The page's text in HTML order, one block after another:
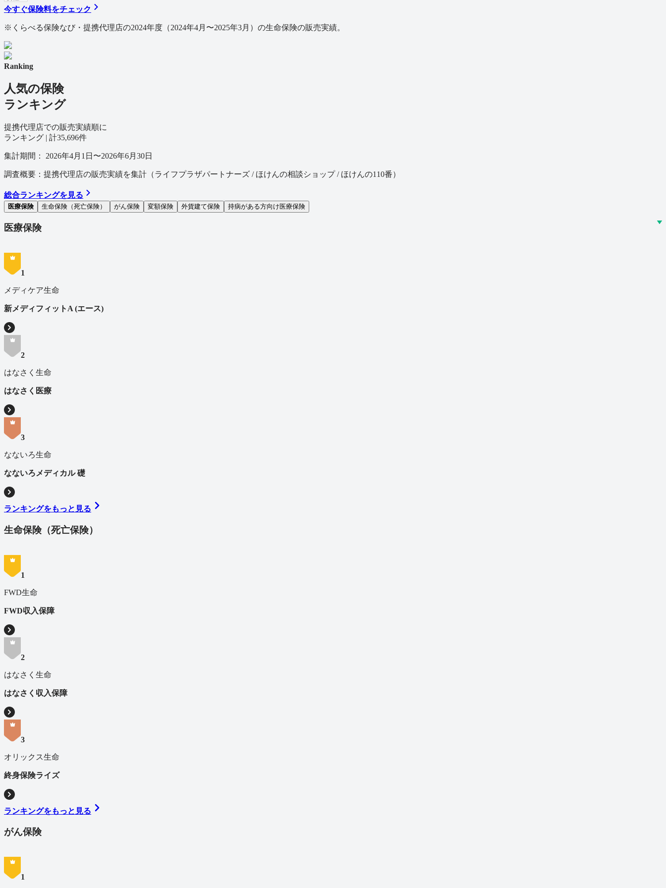
今すぐ保険料をチェック
※ くらべる保険なび・提携代理店の2024年度（2024年4月〜2025年3月）の生命保険の販売実績。
Ranking
人気の保険
ランキング
提携代理店での販売実績順に
ランキング | 計35,696件
集計期間： 2026年4月1日〜2026年6月30日
調査概要：提携代理店の販売実績を集計（ライフプラザパートナーズ / ほけんの相談ショップ / ほけんの110番）
総合ランキングを見る
医療保険 生命保険（死亡保険） がん保険 変額保険 外貨建て保険 持病がある方向け医療保険
医療保険
1
メディケア生命
新メディフィットA (エース)
2
はなさく生命
はなさく医療
3
なないろ生命
なないろメディカル 礎
ランキングをもっと見る
生命保険（死亡保険）
1
FWD生命
FWD収入保障
2
はなさく生命
はなさく収入保障
3
オリックス生命
終身保険ライズ
ランキングをもっと見る
がん保険
1